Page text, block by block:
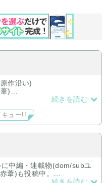
作沿い)
)
)
孤爪/木兎/赤葦)
推しな社会人の推し活(社会
続きを読む
キュー!!
中編・連載物(dom/subユ
葦)も投稿中。